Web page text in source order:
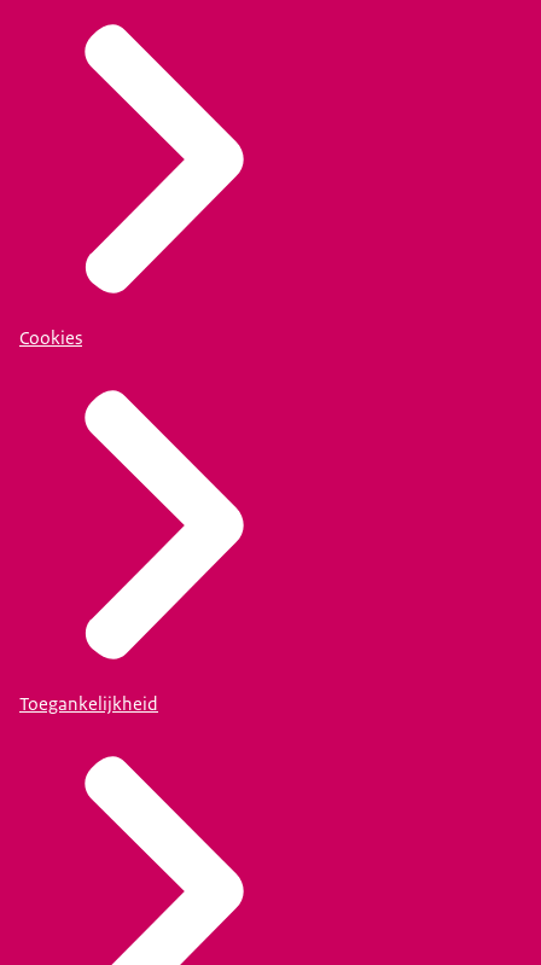
Cookies
Toegankelijkheid